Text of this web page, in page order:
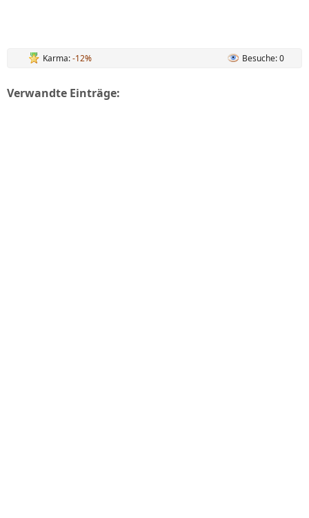
Karma:-12% Besuche: 0
Verwandte Einträge: